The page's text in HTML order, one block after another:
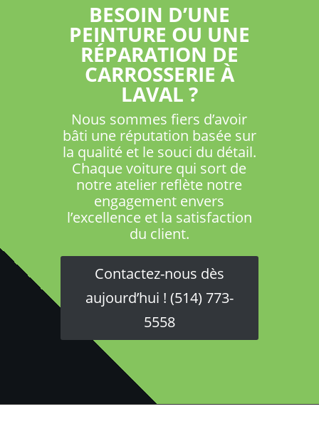
BESOIN D’UNE
PEINTURE OU UNE
RÉPARATION DE
CARROSSERIE À
LAVAL ?
Nous sommes fiers d’avoir
bâti une réputation basée sur
la qualité et le souci du détail.
Chaque voiture qui sort de
notre atelier reflète notre
engagement envers
l’excellence et la satisfaction
du client.
Contactez-nous dès
aujourd’hui ! (514) 773-
5558